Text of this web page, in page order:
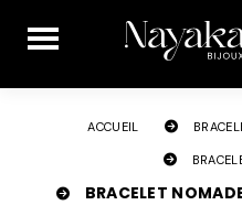
ACCUEIL
BRACELET